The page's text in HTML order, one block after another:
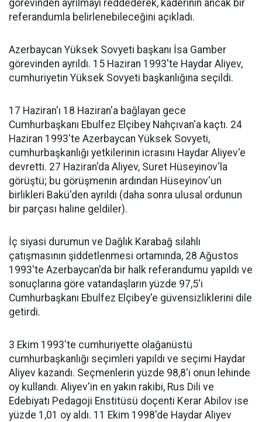
görevinden ayrılmayı reddederek, kaderinin ancak bir
referandumla belirlenebileceğini açıkladı.
Azerbaycan Yüksek Sovyeti başkanı İsa Gamber
görevinden ayrıldı. 15 Haziran 1993'te Haydar Aliyev,
cumhuriyetin Yüksek Sovyeti başkanlığına seçildi.
17 Haziran'ı 18 Haziran'a bağlayan gece
Cumhurbaşkanı Ebulfez Elçibey Nahçıvan'a kaçtı. 24
Haziran 1993'te Azerbaycan Yüksek Sovyeti,
cumhurbaşkanlığı yetkilerinin icrasını Haydar Aliyev'e
devretti. 27 Haziran'da Aliyev, Suret Hüseyinov'la
görüştü; bu görüşmenin ardından Hüseyinov'un
birlikleri Bakü'den ayrıldı (daha sonra ulusal ordunun
bir parçası haline geldiler).
İç siyasi durumun ve Dağlık Karabağ silahlı
çatışmasının şiddetlenmesi ortamında, 28 Ağustos
1993'te Azerbaycan'da bir halk referandumu yapıldı ve
sonuçlarına göre vatandaşların yüzde 97,5'i
Cumhurbaşkanı Ebulfez Elçibey'e güvensizliklerini dile
getirdi.
3 Ekim 1993'te cumhuriyette olağanüstü
cumhurbaşkanlığı seçimleri yapıldı ve seçimi Haydar
Aliyev kazandı. Seçmenlerin yüzde 98,8'i onun lehinde
oy kullandı. Aliyev'in en yakın rakibi, Rus Dili ve
Edebiyatı Pedagoji Enstitüsü doçenti Kerar Abilov ise
yüzde 1,01 oy aldı. 11 Ekim 1998'de Haydar Aliyev